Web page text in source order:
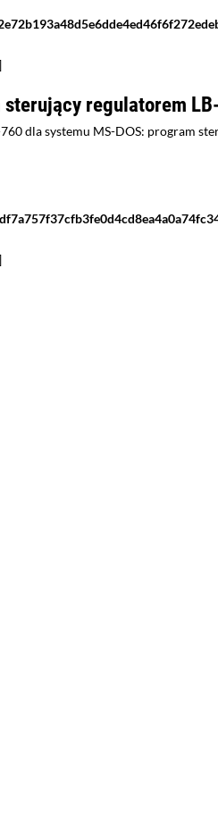
sterujący regulatorem
dla systemu MS-DOS: program